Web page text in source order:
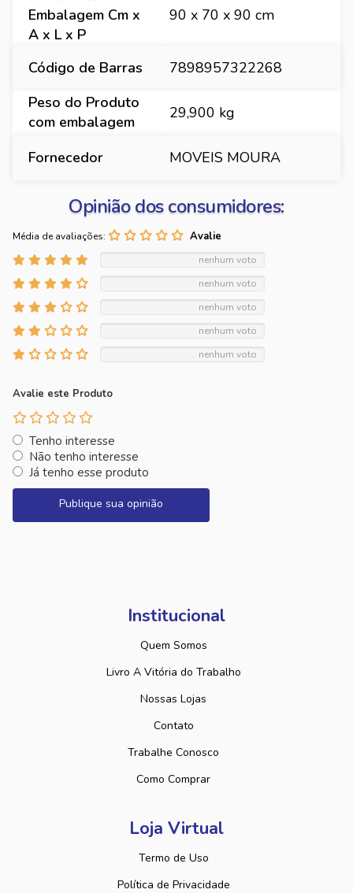
Embalagem Cm x
A x L x P
90 x 70 x 90 cm
Código de Barras
7898957322268
Peso do Produto
com embalagem
29,900 kg
Fornecedor MOVEIS MOURA
Opinião dos consumidores:
Média de avaliações:
nenhum voto
nenhum voto
nenhum voto
nenhum voto
nenhum voto
Avalie este Produto
Tenho interesse
Não tenho interesse
Já tenho esse produto
Publique sua opinião
Institucional
Quem Somos
Livro A Vitória do Trabalho
Nossas Lojas
Contato
Trabalhe Conosco
Como Comprar
Loja Virtual
Termo de Uso
Política de Privacidade